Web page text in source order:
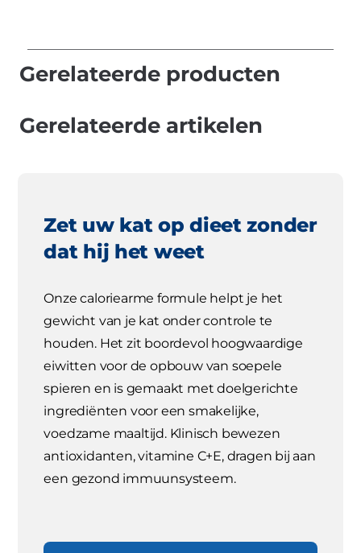
Gerelateerde producten
Gerelateerde artikelen
Zet uw kat op dieet zonder
dat hij het weet
Onze caloriearme formule helpt je het
gewicht van je kat onder controle te
houden. Het zit boordevol hoogwaardige
eiwitten voor de opbouw van soepele
spieren en is gemaakt met doelgerichte
ingrediënten voor een smakelijke,
voedzame maaltijd. Klinisch bewezen
antioxidanten, vitamine C+E, dragen bij aan
een gezond immuunsysteem.